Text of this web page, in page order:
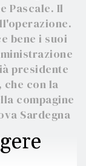
Pascale. Il
bene i suoi
presidente
che con la
compagine
Sardegna